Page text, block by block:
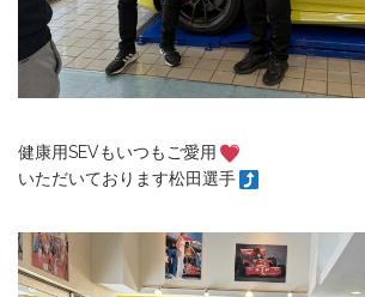
健康用SEVもいつもご愛用
いただいております松田選手